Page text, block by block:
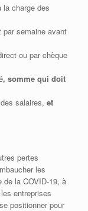
la charge des
semaine avant
ou par chèque
, somme qui doit
salaires, et
pertes
les
de la COVID-19, à
entreprises
positionner pour